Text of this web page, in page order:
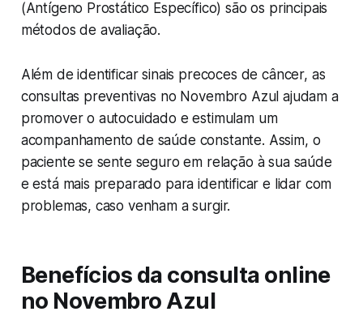
(Antígeno Prostático Específico) são os principais
métodos de avaliação.
Além de identificar sinais precoces de câncer, as
consultas preventivas no Novembro Azul ajudam a
promover o autocuidado e estimulam um
acompanhamento de saúde constante. Assim, o
paciente se sente seguro em relação à sua saúde
e está mais preparado para identificar e lidar com
problemas, caso venham a surgir.
Benefícios da consulta online
no Novembro Azul